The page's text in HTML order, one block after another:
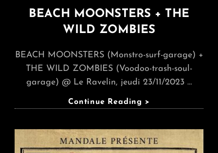
BEACH MOONSTERS + THE
WILD ZOMBIES
BEACH MOONSTERS (Monstro-surf-garage) +
THE WILD ZOMBIES (Voodoo-trash-soul-
garage) @ Le Ravelin, jeudi 23/11/2023 …
Continue Reading >
THE
WILD